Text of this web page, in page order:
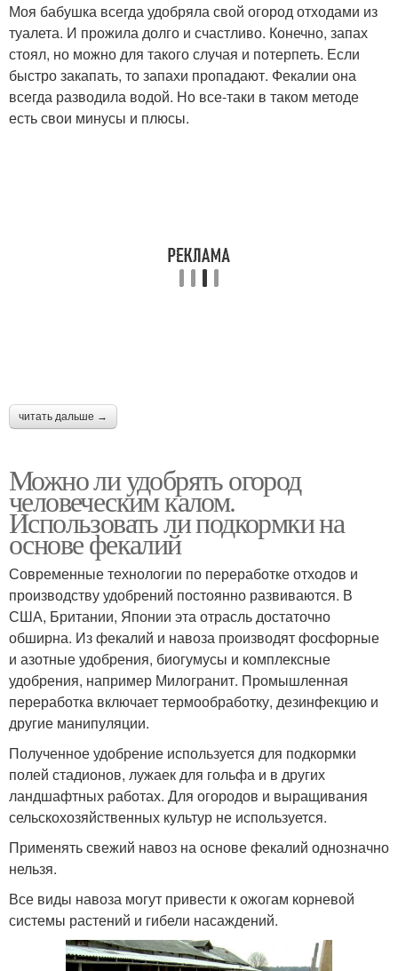
Моя бабушка всегда удобряла свой огород отходами из
туалета. И прожила долго и счастливо. Конечно, запах
стоял, но можно для такого случая и потерпеть. Если
быстро закапать, то запахи пропадают. Фекалии она
всегда разводила водой. Но все-таки в таком методе
есть свои минусы и плюсы.
читать дальше →
Можно ли удобрять огород
человеческим калом.
Использовать ли подкормки на
основе фекалий
Современные технологии по переработке отходов и
производству удобрений постоянно развиваются. В
США, Британии, Японии эта отрасль достаточно
обширна. Из фекалий и навоза производят фосфорные
и азотные удобрения, биогумусы и комплексные
удобрения, например Милогранит. Промышленная
переработка включает термообработку, дезинфекцию и
другие манипуляции.
Полученное удобрение используется для подкормки
полей стадионов, лужаек для гольфа и в других
ландшафтных работах. Для огородов и выращивания
сельскохозяйственных культур не используется.
Применять свежий навоз на основе фекалий однозначно
нельзя.
Все виды навоза могут привести к ожогам корневой
системы растений и гибели насаждений.